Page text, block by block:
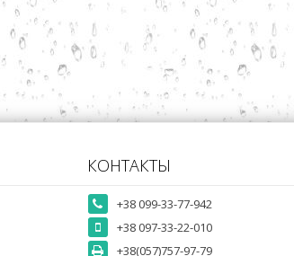
КОНТАКТЫ
+38 099-33-77-942
+38 097-33-22-010
+38(057)757-97-79